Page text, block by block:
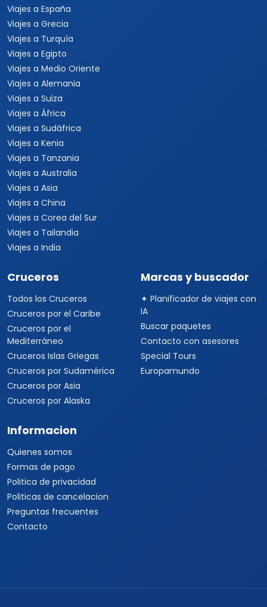
Viajes a España
Viajes a Grecia
Viajes a Turquía
Viajes a Egipto
Viajes a Medio Oriente
Viajes a Alemania
Viajes a Suiza
Viajes a África
Viajes a Sudáfrica
Viajes a Kenia
Viajes a Tanzania
Viajes a Australia
Viajes a Asia
Viajes a China
Viajes a Corea del Sur
Viajes a Tailandia
Viajes a India
Cruceros
Todos los Cruceros
Cruceros por el Caribe
Cruceros por el
Mediterráneo
Cruceros Islas Griegas
Cruceros por Sudamérica
Cruceros por Asia
Cruceros por Alaska
Marcas y buscador
✦ Planificador de viajes con
IA
Buscar paquetes
Contacto con asesores
Special Tours
Europamundo
Informacion
Quienes somos
Formas de pago
Politica de privacidad
Politicas de cancelacion
Preguntas frecuentes
Contacto